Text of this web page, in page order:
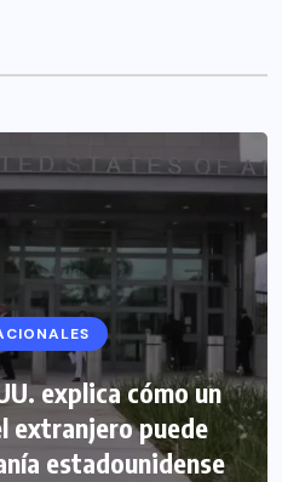
explica cómo un
extranjero puede
estadounidense